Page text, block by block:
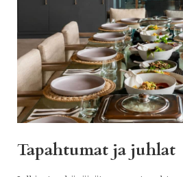
Tapahtumat ja juhlat